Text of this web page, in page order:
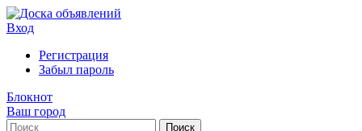
Вход
Регистрация
Забыл пароль
Блокнот
Ваш город
Поиск